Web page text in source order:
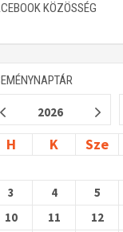
KÖZÖSSÉG
2026
H K Sze
3
4 5
10
11 12